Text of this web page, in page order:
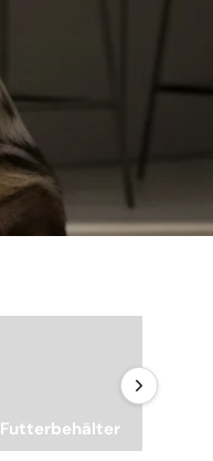
Futterbehälter